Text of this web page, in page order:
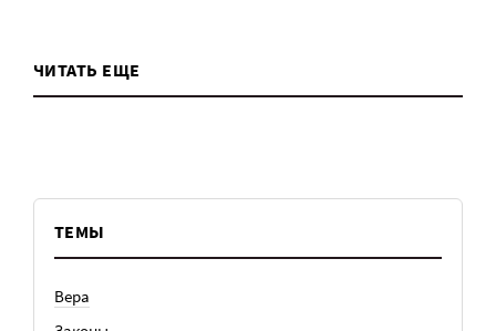
ЧИТАТЬ ЕЩЕ
ТЕМЫ
Вера